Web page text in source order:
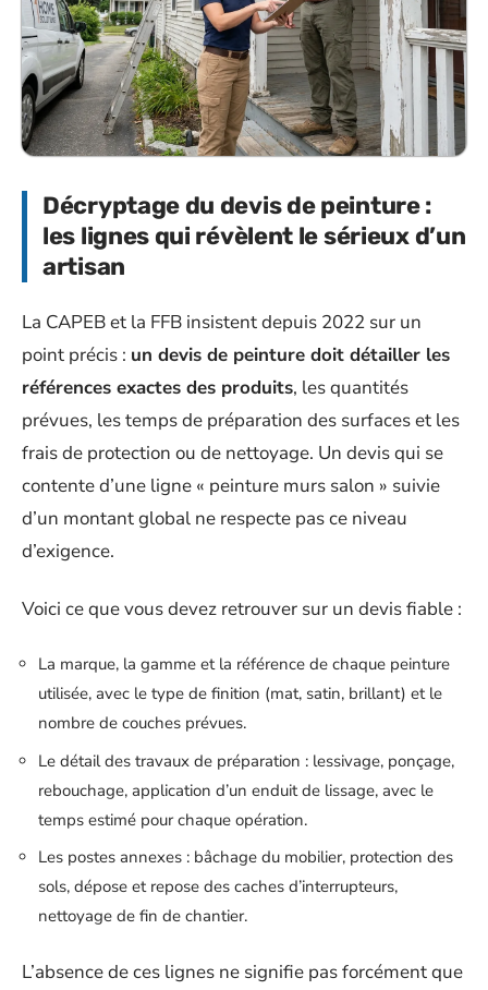
Décryptage du devis de peinture :
les lignes qui révèlent le sérieux d’un
artisan
La CAPEB et la FFB insistent depuis 2022 sur un
point précis : un devis de peinture doit détailler les
références exactes des produits, les quantités
prévues, les temps de préparation des surfaces et les
frais de protection ou de nettoyage. Un devis qui se
contente d’une ligne « peinture murs salon » suivie
d’un montant global ne respecte pas ce niveau
d’exigence.
Voici ce que vous devez retrouver sur un devis fiable :
La marque, la gamme et la référence de chaque peinture
utilisée, avec le type de finition (mat, satin, brillant) et le
nombre de couches prévues.
Le détail des travaux de préparation : lessivage, ponçage,
rebouchage, application d’un enduit de lissage, avec le
temps estimé pour chaque opération.
Les postes annexes : bâchage du mobilier, protection des
sols, dépose et repose des caches d’interrupteurs,
nettoyage de fin de chantier.
L’absence de ces lignes ne signifie pas forcément que